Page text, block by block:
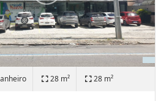
28 m² 28 m²